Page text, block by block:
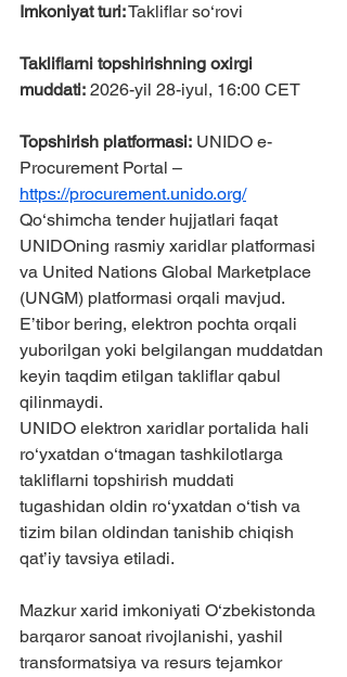
Imkoniyat turi: Takliflar so‘rovi
Takliflarni topshirishning oxirgi
muddati: 2026-yil 28-iyul, 16:00 CET
Topshirish platformasi: UNIDO e-
Procurement Portal –
https://procurement.unido.org/
Qo‘shimcha tender hujjatlari faqat
UNIDOning rasmiy xaridlar platformasi
va United Nations Global Marketplace
(UNGM) platformasi orqali mavjud.
E’tibor bering, elektron pochta orqali
yuborilgan yoki belgilangan muddatdan
keyin taqdim etilgan takliflar qabul
qilinmaydi.
UNIDO elektron xaridlar portalida hali
ro‘yxatdan o‘tmagan tashkilotlarga
takliflarni topshirish muddati
tugashidan oldin ro‘yxatdan o‘tish va
tizim bilan oldindan tanishib chiqish
qat’iy tavsiya etiladi.
Mazkur xarid imkoniyati O‘zbekistonda
barqaror sanoat rivojlanishi, yashil
transformatsiya va resurs tejamkor